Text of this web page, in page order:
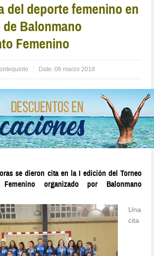
del deporte femenino en
de Balonmano
Femenino
Date:06 marzo 2018
se dieron cita en la I edición del Torneo
organizado por Balonmano
Una
cita